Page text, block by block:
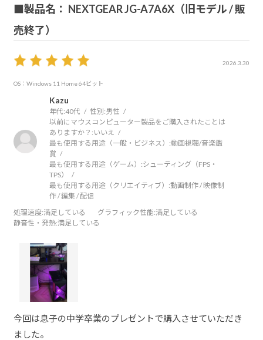
■製品名： NEXTGEAR JG-A7A6X（旧モデル / 販
売終了）
2026.3.30
OS：Windows 11 Home 64ビット
Kazu
年代:40代 性別:男性
以前にマウスコンピューター製品をご購入されたことは
ありますか？: いいえ
最も使用する用途（一般・ビジネス）:動画視聴/音楽鑑
賞
最も使用する用途（ゲーム）:シューティング（FPS・
TPS）
最も使用する用途（クリエイティブ）:動画制作 / 映像制
作 / 編集 / 配信
処理速度:満足している グラフィック性能:満足している
静音性・発熱:満足している
今回は息子の中学卒業のプレゼントで購入させていただき
ました。